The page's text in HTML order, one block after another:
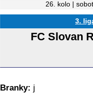
26. kolo |
3.
FC Slovan
Branky: j